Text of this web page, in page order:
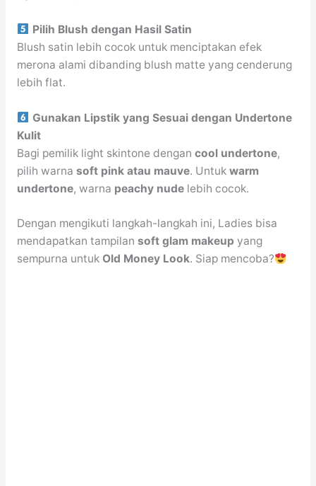
Pilih Blush dengan Hasil Satin
Blush satin lebih cocok untuk menciptakan efek
merona alami dibanding blush matte yang cenderung
lebih flat.
Gunakan Lipstik yang Sesuai dengan Undertone
Kulit
Bagi pemilik light skintone dengan cool undertone,
pilih warna soft pink atau mauve. Untuk warm
undertone, warna peachy nudelebih cocok.
Dengan mengikuti langkah-langkah ini, Ladies bisa
mendapatkan tampilan soft glam makeup yang
sempurna untuk Old Money Look. Siap mencoba?